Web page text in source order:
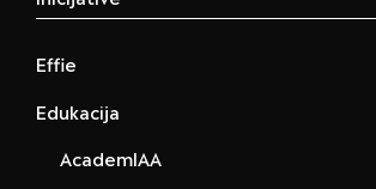
Effie
Edukacija
AcademIAA